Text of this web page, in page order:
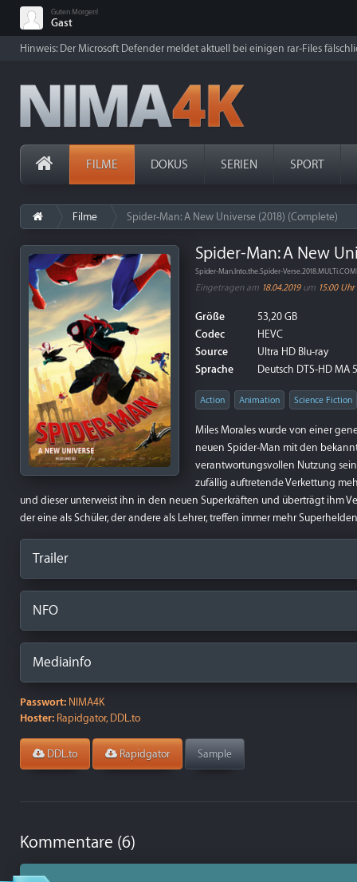
Guten Morgen!
Gast
Hinweis: Der Microsoft Defender meldet aktuell bei einigen rar-Files
FILME DOKUS SERIEN SPORT
Filme Spider-Man: A New Universe (2018) (Complete)
Spider-Man: A New
Spider-Man.Into.the.Spider-
Eingetragen am 18.04.2019um 15:00 Uhr
Größe
53,20 GB
Codec
HEVC
Source
Ultra HD Blu-ray
Sprache
Deutsch DTS-HD MA
Action Animation Science Fiction
Miles Morales wurde von einer
neuen Spider-Man mit den
verantwortungsvollen Nutzung
zufällig auftretende Verkettung
und dieser unterweist ihn in den neuen Superkräften und überträgt ihm
der eine als Schüler, der andere als Lehrer, treffen immer mehr
Trailer
NFO
Mediainfo
Passwort: NIMA4K
Hoster: Rapidgator, DDL.to
DDL.to Rapidgator Sample
Kommentare (6)